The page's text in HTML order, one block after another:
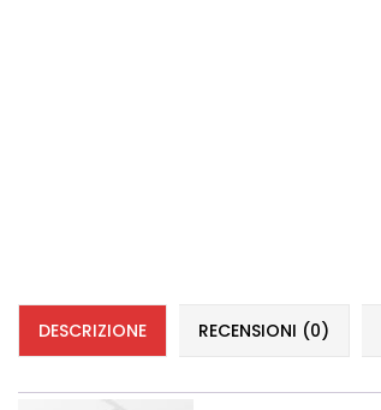
DESCRIZIONE RECENSIONI (0)